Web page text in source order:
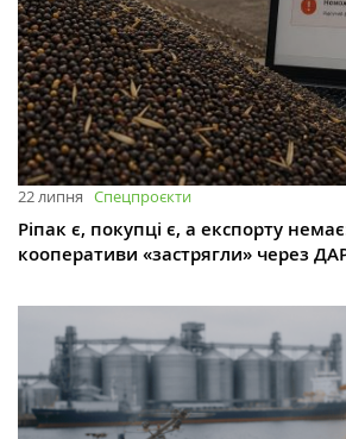
22 липня Спецпроєкти
Ріпак є, покупці є, а експорту
кооперативи «застрягли» через